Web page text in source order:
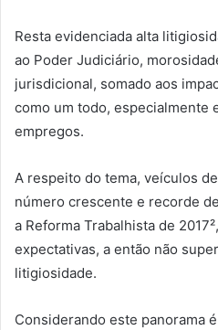
Resta evidenciada alta
ao Poder Judiciário,
jurisdicional, somado aos
como um todo, especialmente
empregos.
A respeito do tema, veículos
número crescente e recorde
a Reforma Trabalhista de
expectativas, a então não
litigiosidade.
Considerando este panorama